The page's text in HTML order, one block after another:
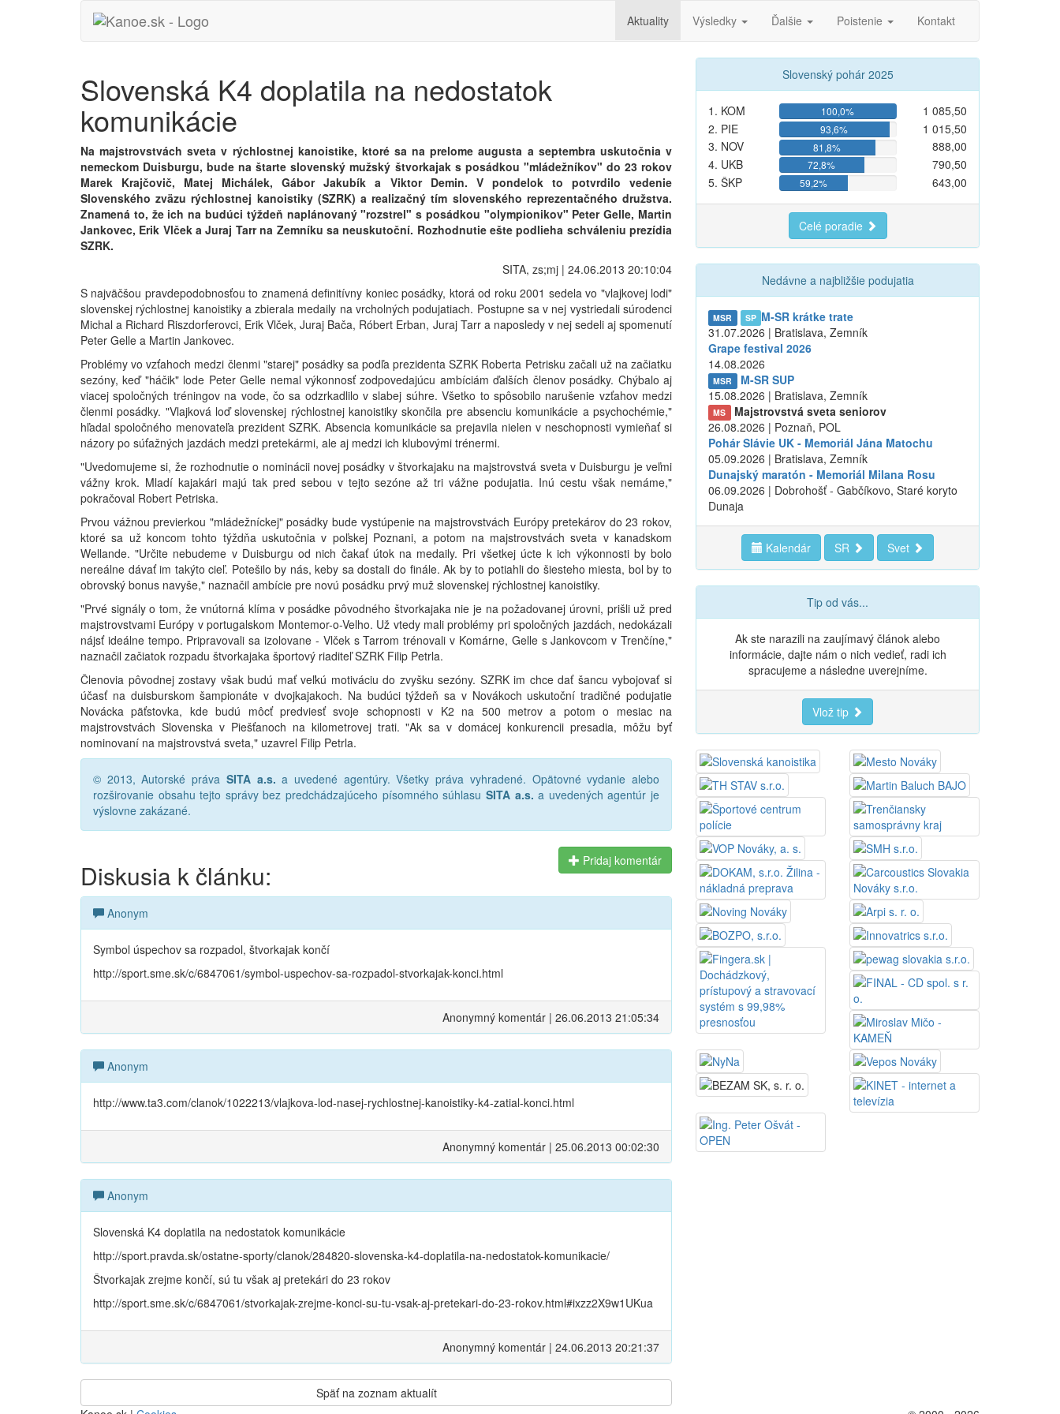
Aktuality Výsledky Ďalšie Poistenie Kontakt
Slovenská K4 doplatila na nedostatok
komunikácie
Na majstrovstvách sveta v rýchlostnej kanoistike, ktoré sa na prelome augusta a septembra uskutočnia v
nemeckom Duisburgu, bude na štarte slovenský mužský štvorkajak s posádkou "mládežníkov" do 23 rokov
Marek Krajčovič, Matej Michálek, Gábor Jakubík a Viktor Demin. V pondelok to potvrdilo vedenie
Slovenského zväzu rýchlostnej kanoistiky (SZRK) a realizačný tím slovenského reprezentačného družstva.
Znamená to, že ich na budúci týždeň naplánovaný "rozstrel" s posádkou "olympionikov" Peter Gelle, Martin
Jankovec, Erik Vlček a Juraj Tarr na Zemníku sa neuskutoční. Rozhodnutie ešte podlieha schváleniu prezídia
SZRK.
SITA, zs;mj | 24.06.2013 20:10:04
S najväčšou pravdepodobnosťou to znamená definitívny koniec posádky, ktorá od roku 2001 sedela vo "vlajkovej lodi"
slovenskej rýchlostnej kanoistiky a zbierala medaily na vrcholných podujatiach. Postupne sa v nej vystriedali súrodenci
Michal a Richard Riszdorferovci, Erik Vlček, Juraj Bača, Róbert Erban, Juraj Tarr a naposledy v nej sedeli aj spomenutí
Peter Gelle a Martin Jankovec.
Problémy vo vzťahoch medzi členmi "starej" posádky sa podľa prezidenta SZRK Roberta Petrisku začali už na začiatku
sezóny, keď "háčik" lode Peter Gelle nemal výkonnosť zodpovedajúcu ambíciám ďalších členov posádky. Chýbalo aj
viacej spoločných tréningov na vode, čo sa odzrkadlilo v slabej súhre. Všetko to spôsobilo narušenie vzťahov medzi
členmi posádky. "Vlajková loď slovenskej rýchlostnej kanoistiky skončila pre absenciu komunikácie a psychochémie,"
hľadal spoločného menovateľa prezident SZRK. Absencia komunikácie sa prejavila nielen v neschopnosti vymieňať si
názory po súťažných jazdách medzi pretekármi, ale aj medzi ich klubovými trénermi.
"Uvedomujeme si, že rozhodnutie o nominácii novej posádky v štvorkajaku na majstrovstvá sveta v Duisburgu je veľmi
vážny krok. Mladí kajakári majú tak pred sebou v tejto sezóne až tri vážne podujatia. Inú cestu však nemáme,"
pokračoval Robert Petriska.
Prvou vážnou previerkou "mládežníckej" posádky bude vystúpenie na majstrovstvách Európy pretekárov do 23 rokov,
ktoré sa už koncom tohto týždňa uskutočnia v poľskej Poznani, a potom na majstrovstvách sveta v kanadskom
Wellande. "Určite nebudeme v Duisburgu od nich čakať útok na medaily. Pri všetkej úcte k ich výkonnosti by bolo
nereálne dávať im takýto cieľ. Potešilo by nás, keby sa dostali do finále. Ak by to potiahli do šiesteho miesta, bol by to
obrovský bonus navyše," naznačil ambície pre novú posádku prvý muž slovenskej rýchlostnej kanoistiky.
"Prvé signály o tom, že vnútorná klíma v posádke pôvodného štvorkajaka nie je na požadovanej úrovni, prišli už pred
majstrovstvami Európy v portugalskom Montemor-o-Velho. Už vtedy mali problémy pri spoločných jazdách, nedokázali
nájsť ideálne tempo. Pripravovali sa izolovane - Vlček s Tarrom trénovali v Komárne, Gelle s Jankovcom v Trenčíne,"
naznačil začiatok rozpadu štvorkajaka športový riaditeľ SZRK Filip Petrla.
Členovia pôvodnej zostavy však budú mať veľkú motiváciu do zvyšku sezóny. SZRK im chce dať šancu vybojovať si
účasť na duisburskom šampionáte v dvojkajakoch. Na budúci týždeň sa v Novákoch uskutoční tradičné podujatie
Novácka päťstovka, kde budú môcť predviesť svoje schopnosti v K2 na 500 metrov a potom o mesiac na
majstrovstvách Slovenska v Piešťanoch na kilometrovej trati. "Ak sa v domácej konkurencii presadia, môžu byť
nominovaní na majstrovstvá sveta," uzavrel Filip Petrla.
© 2013, Autorské práva SITA a.s. a uvedené agentúry. Všetky práva vyhradené. Opätovné vydanie alebo
rozširovanie obsahu tejto správy bez predchádzajúceho písomného súhlasu SITA a.s. a uvedených agentúr je
výslovne zakázané.
Diskusia k článku: Pridaj komentár
Anonym
Symbol úspechov sa rozpadol, štvorkajak končí
http://sport.sme.sk/c/6847061/symbol-uspechov-sa-rozpadol-stvorkajak-konci.html
Anonymný komentár | 26.06.2013 21:05:34
Anonym
http://www.ta3.com/clanok/1022213/vlajkova-lod-nasej-rychlostnej-kanoistiky-k4-zatial-konci.html
Anonymný komentár | 25.06.2013 00:02:30
Anonym
Slovenská K4 doplatila na nedostatok komunikácie
http://sport.pravda.sk/ostatne-sporty/clanok/284820-slovenska-k4-doplatila-na-nedostatok-komunikacie/
Štvorkajak zrejme končí, sú tu však aj pretekári do 23 rokov
http://sport.sme.sk/c/6847061/stvorkajak-zrejme-konci-su-tu-vsak-aj-pretekari-do-23-rokov.html#ixzz2X9w1UKua
Anonymný komentár | 24.06.2013 20:21:37
Späť na zoznam aktualít
Slovenský pohár 2025
1. KOM 100,0%
1 085,50
2. PIE
93,6%
1 015,50
3. NOV
81,8%
888,00
4. UKB
72,8%
790,50
5. ŠKP
59,2% 643,00
Celé poradie
Nedávne a najbližšie podujatia
MSR SP M-SR krátke trate
31.07.2026 | Bratislava, Zemník
Grape festival 2026
14.08.2026
MSR
M-SR SUP
15.08.2026 | Bratislava, Zemník
MS
Majstrovstvá sveta seniorov
26.08.2026 | Poznaň, POL
Pohár Slávie UK - Memoriál Jána Matochu
05.09.2026 | Bratislava, Zemník
Dunajský maratón - Memoriál Milana Rosu
06.09.2026 | Dobrohošť - Gabčíkovo, Staré koryto
Dunaja
Kalendár SR Svet
Tip od vás...
Ak ste narazili na zaujímavý článok alebo
informácie, dajte nám o nich vedieť, radi ich
spracujeme a následne uverejníme.
Vlož tip